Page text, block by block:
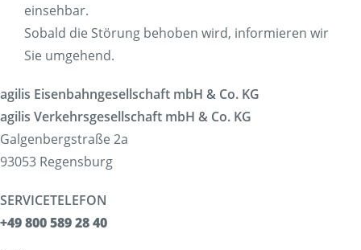
Fahrradmitnahme
Ausflüge
Fahrgastmagazin PICO
Service
Bestellung Infomaterial
Interaktive Karte
Erhöhtes Beförderungsentgelt
Fundsachen
Zügig erklärt
einsehbar.
Sobald die Störung behoben wird, informieren wir
Sie umgehend.
agilis Eisenbahngesellschaft mbH & Co. KG
agilis Verkehrsgesellschaft mbH & Co. KG
Galgenbergstraße 2a
93053 Regensburg
SERVICETELEFON
+49 800 589 28 40